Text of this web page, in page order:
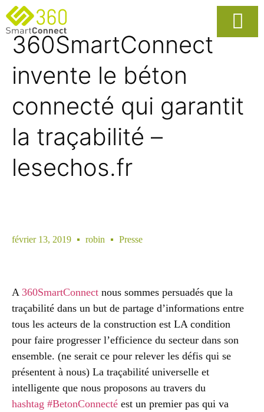
360SmartConnect
invente le béton
connecté qui garantit
la traçabilité –
lesechos.fr
février 13, 2019 robin Presse
A 360SmartConnect nous sommes persuadés que la
traçabilité dans un but de partage d’informations entre
tous les acteurs de la construction est LA condition
pour faire progresser l’efficience du secteur dans son
ensemble. (ne serait ce pour relever les défis qui se
présentent à nous) La traçabilité universelle et
intelligente que nous proposons au travers du
hashtag #BetonConnecté est un premier pas qui va